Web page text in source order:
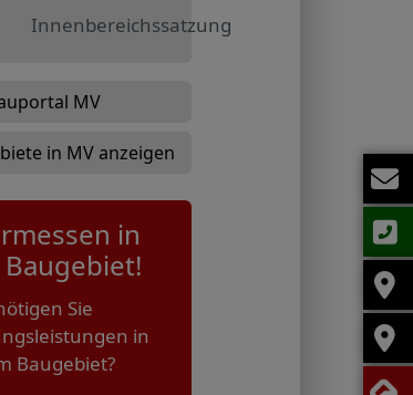
Innenbereichssatzung
MV
in MV anzeigen
in
Sie
in
Baugebiet?